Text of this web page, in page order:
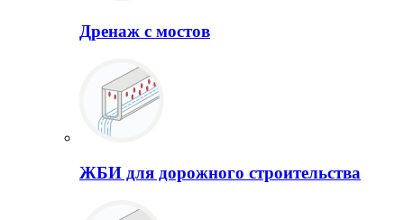
Дренаж с мостов
ЖБИ для дорожного строительства